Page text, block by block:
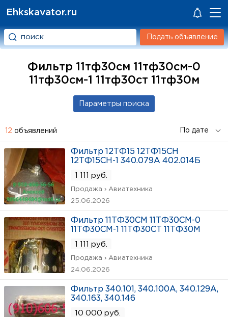
Ehkskavator.ru
Подать объявление
Фильтр 11тф30см 11тф30см-0
11тф30см-1 11тф30ст 11тф30м
12 объявлений
Фильтр 12ТФ15 12ТФ15СН
12ТФ15СН-1 340.079А 402.014Б
1 111 руб.
Продажа › Авиатехника
25.06.2026
Фильтр 11ТФ30СМ 11ТФ30СМ-0
11ТФ30СМ-1 11ТФ30СТ 11ТФ30М
1 111 руб.
Продажа › Авиатехника
24.06.2026
Фильтр 340.101, 340.100А, 340.129А,
340.163, 340.146
10 000 руб.